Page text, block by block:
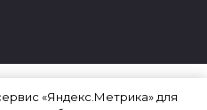
«Яндекс.Метрика» для